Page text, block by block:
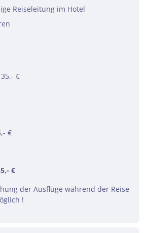
Reiseleitung im Hotel
€
€
€
der Ausflüge während der Reise
!